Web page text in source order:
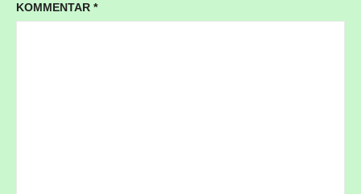
KOMMENTAR *